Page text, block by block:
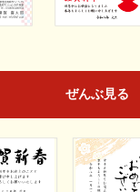
ぜんぶ見る